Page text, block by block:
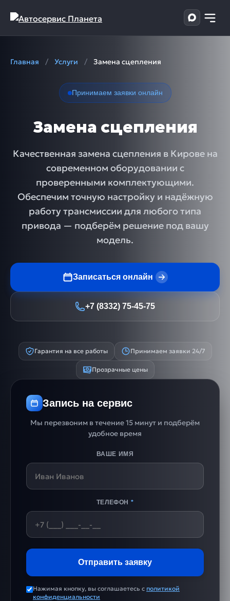
Главная / Услуги / Замена сцепления
Принимаем заявки онлайн
Замена сцепления
Качественная замена сцепления в Кирове на
современном оборудовании с
проверенными комплектующими.
Обеспечим точную настройку и надёжную
работу трансмиссии для любого типа
привода — подберём решение под вашу
модель.
Записаться онлайн
+7 (8332) 75-45-75
Гарантия на все работы Принимаем заявки 24/7
Прозрачные цены
Запись на сервис
Мы перезвоним в течение 15 минут и подберём
удобное время
ВАШЕ ИМЯ
ТЕЛЕФОН *
Отправить заявку
Нажимая кнопку, вы соглашаетесь с политикой
конфиденциальности